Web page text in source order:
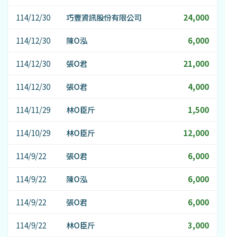
114/12/30 巧豐資訊股份有限公司 24,000
114/12/30 陳O泓 6,000
114/12/30 張O君 21,000
114/12/30 張O君 4,000
114/11/29 林O臣斤 1,500
114/10/29 林O臣斤 12,000
114/9/22 張O君 6,000
114/9/22 陳O泓 6,000
114/9/22 張O君 6,000
114/9/22 林O臣斤 3,000